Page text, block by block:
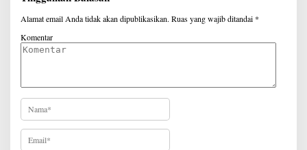
Alamat email Anda tidak akan dipublikasikan. Ruas yang wajib ditandai *
Komentar